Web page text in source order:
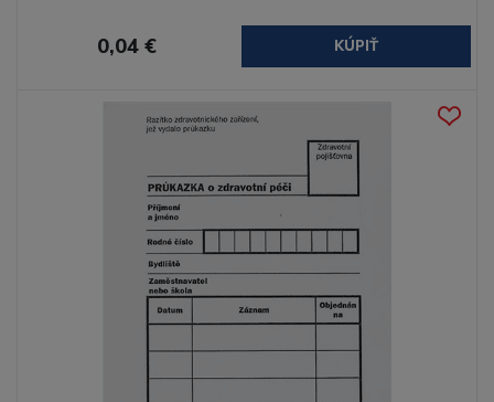
0,04 € KÚPIŤ